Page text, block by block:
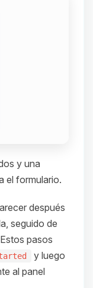
y una
el formulario.
después
seguido de
pasos
y luego
al panel